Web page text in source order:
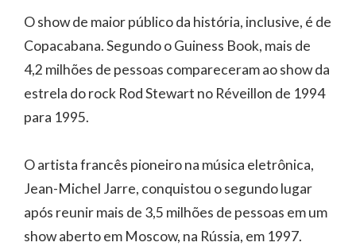
O show de maior público da história, inclusive, é de
Copacabana. Segundo o Guiness Book, mais de
4,2 milhões de pessoas compareceram ao show da
estrela do rock Rod Stewart no Réveillon de 1994
para 1995.
O artista francês pioneiro na música eletrônica,
Jean-Michel Jarre, conquistou o segundo lugar
após reunir mais de 3,5 milhões de pessoas em um
show aberto em Moscow, na Rússia, em 1997.